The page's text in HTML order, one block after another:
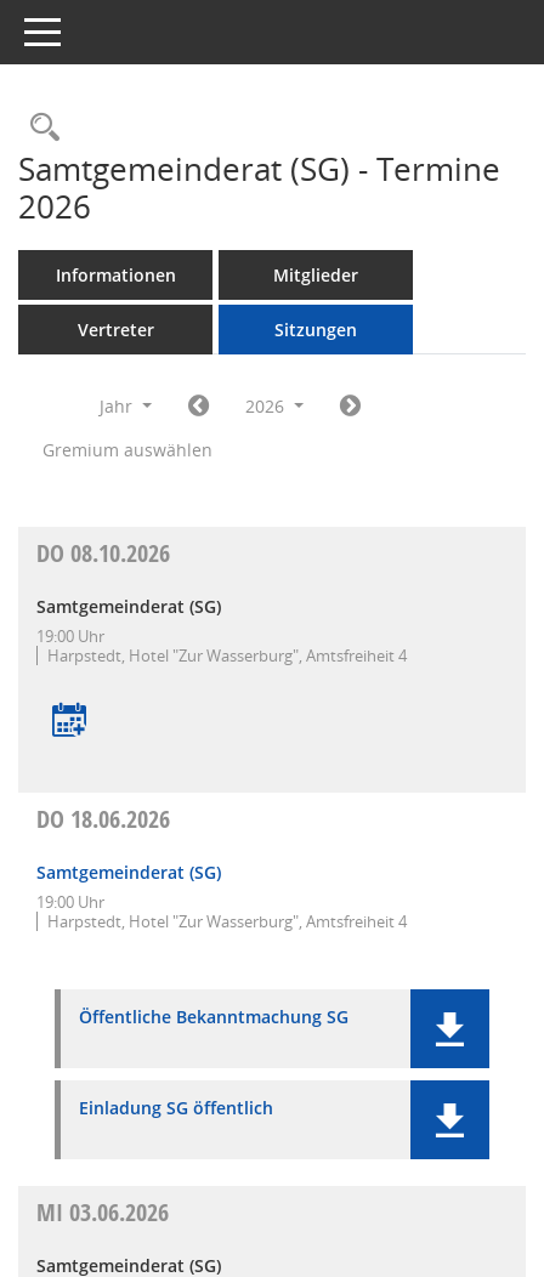
Toggle navigation
Rechercheauswahl
Samtgemeinderat (SG) - Termine
2026
Informationen Mitglieder
Vertreter Sitzungen
Jahr
2026
Gremium auswählen
DO 08.10.2026
Samtgemeinderat (SG)
19:00 Uhr
Harpstedt, Hotel "Zur Wasserburg", Amtsfreiheit 4
DO 18.06.2026
Samtgemeinderat (SG)
19:00 Uhr
Harpstedt, Hotel "Zur Wasserburg", Amtsfreiheit 4
Öffentliche Bekanntmachung SG
Einladung SG öffentlich
MI 03.06.2026
Samtgemeinderat (SG)